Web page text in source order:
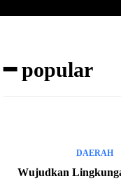
━ popular
DAERAH
Wujudkan